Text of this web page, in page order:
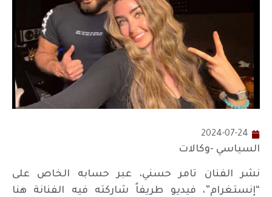
2024-07-24
السياسي -وكالات
نشر الفنان تامر حسني، عبر حسابه الخاص على
“إنستغرام”، فيديو طريفاً شاركته فيه الفنانة هنا